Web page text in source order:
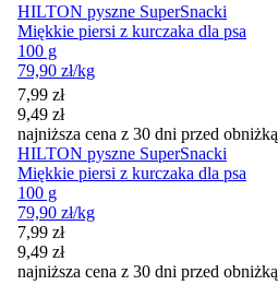
HILTON pyszne SuperSnacki
Miękkie piersi z kurczaka dla psa
100 g
79,90 zł/kg
Cena promocyjna
7,99 zł
9,49 zł
najniższa cena z 30 dni przed obniżką
HILTON pyszne SuperSnacki
Miękkie piersi z kurczaka dla psa
100 g
79,90 zł/kg
Cena promocyjna
7,99 zł
9,49 zł
najniższa cena z 30 dni przed obniżką